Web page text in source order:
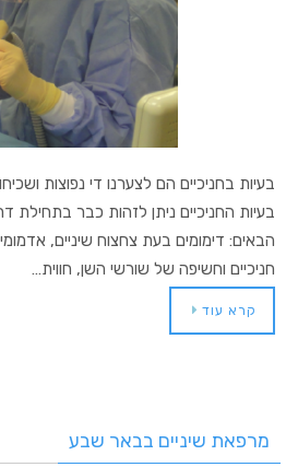
בעיות החניכיים ניתן לזהות כבר בתחילת
הבאים: דימומים בעת צחצוח שיניים,
חניכיים וחשיפה של שורשי השן, חווית…
קרא עוד
מרפאת שיניים בבאר שבע